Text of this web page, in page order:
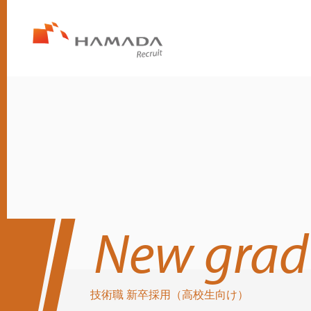
New
技術職 新卒採用（高校生向け）